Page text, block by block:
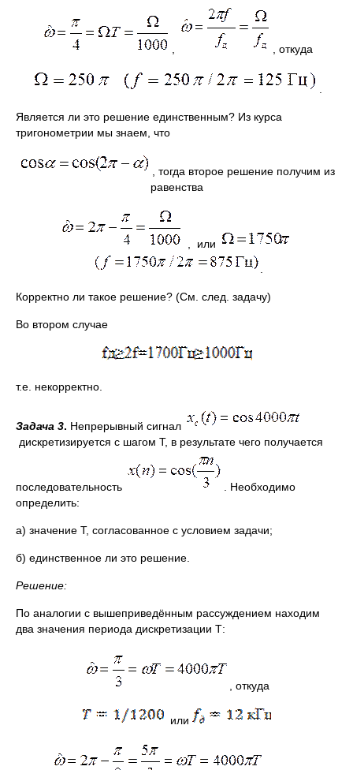
, откуда
Является ли это решение единственным? Из курса
тригонометрии мы знаем, что
, тогда второе решение получим из
равенства
, или
Корректно ли такое решение? (См. след. задачу)
Во втором случае
т.е. некорректно.
Задача 3. Непрерывный сигнал
дискретизируется с шагом T, в результате чего получается
последовательность
. Необходимо
определить:
а) значение Т, согласованное с условием задачи;
б) единственное ли это решение.
Решение:
По аналогии с вышеприведённым рассуждением находим
два значения периода дискретизации Т:
, откуда
или